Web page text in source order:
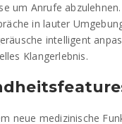
um Anrufe
in lauter
intelligent
Klangerlebnis.
neue medizinische